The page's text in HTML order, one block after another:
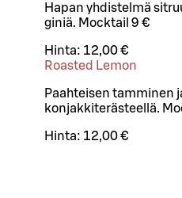
Hapan yhdistelmä
giniä. Mocktail 9 €
Hinta: 12,00 €
Roasted Lemon
Paahteisen tamminen
konjakkiterästeellä.
Hinta: 12,00 €